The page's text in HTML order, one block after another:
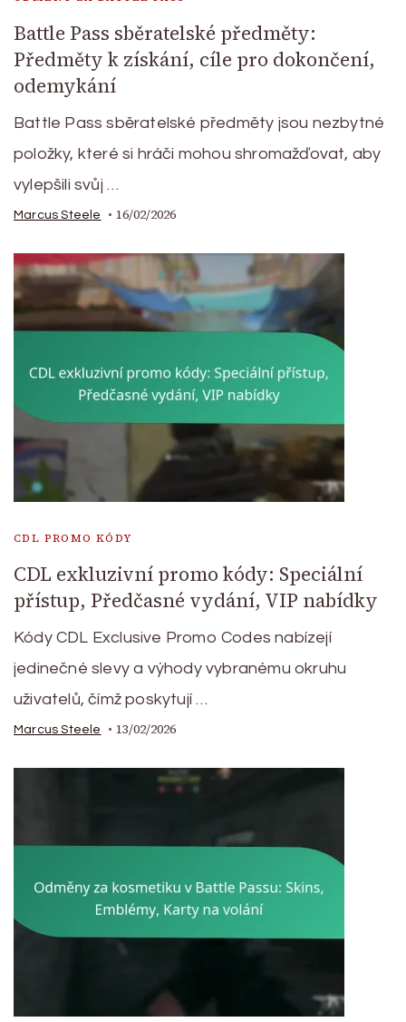
Battle Pass sběratelské předměty:
Předměty k získání, cíle pro dokončení,
odemykání
Battle Pass sběratelské předměty jsou nezbytné
položky, které si hráči mohou shromažďovat, aby
vylepšili svůj …
Marcus Steele 16/02/2026
CDL PROMO KÓDY
CDL exkluzivní promo kódy: Speciální
přístup, Předčasné vydání, VIP nabídky
Kódy CDL Exclusive Promo Codes nabízejí
jedinečné slevy a výhody vybranému okruhu
uživatelů, čímž poskytují …
Marcus Steele 13/02/2026